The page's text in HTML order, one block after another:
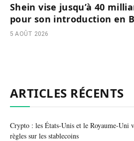
Shein vise jusqu’à 40
pour son introduction en
5 AOÛT 2026
ARTICLES RÉCENTS
Crypto : les États-Unis et le Royaume-Uni
règles sur les stablecoins